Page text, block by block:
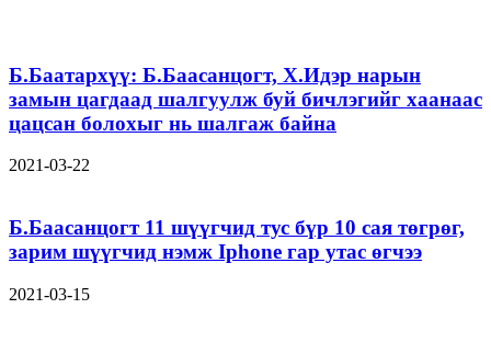
Б.Баатархүү: Б.Баасанцогт, Х.Идэр нарын
замын цагдаад шалгуулж буй бичлэгийг хаанаас
цацсан болохыг нь шалгаж байна
2021-03-22
Б.Баасанцогт 11 шүүгчид тус бүр 10 сая төгрөг,
зарим шүүгчид нэмж Iphone гар утас өгчээ
2021-03-15